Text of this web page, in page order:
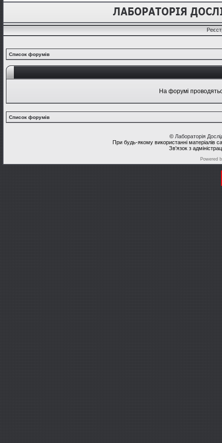
Список форумів
На форумі
Список форумів
© Лабораторія
При будь-якому використанні матеріалів
Зв'язок з
Powered